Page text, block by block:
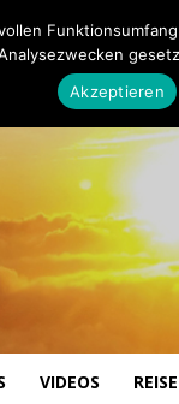
VIDEOS
Akzeptieren